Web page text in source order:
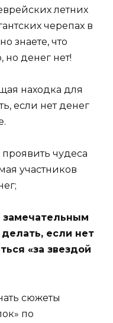
летних
черепах в
знаете, что
но денег нет!
находка для
если нет денег
чудеса
участников
замечательным
если нет
«за звездой
сюжеты
по